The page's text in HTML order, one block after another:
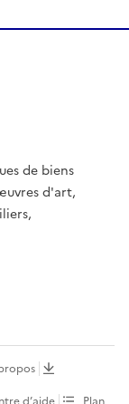
de biens
d'art,